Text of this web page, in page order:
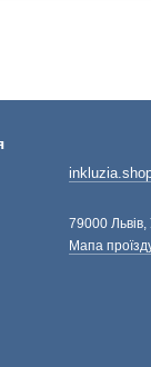
79000 Львів,
Мапа